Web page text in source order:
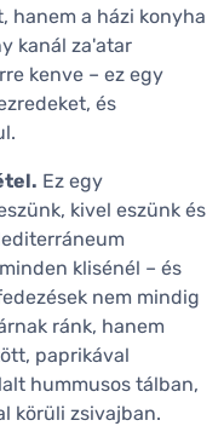
hanem a házi konyha
kanál za'atar
kenve – ez egy
és
Ez egy
kivel eszünk és
klisénél – és
nem mindig
ránk, hanem
paprikával
hummusos tálban,
körüli zsivajban.